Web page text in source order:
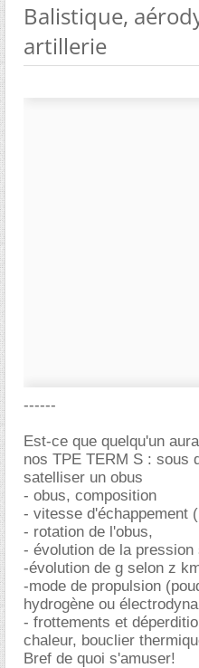
Balistique,
artillerie
------
Est-ce que quelqu'un
nos TPE TERM S : sous
satelliser un obus
- obus, composition
- vitesse d'échappement
- rotation de l'obus,
- évolution de la pression
-évolution de g selon z
-mode de propulsion
hydrogène ou
- frottements et
chaleur, bouclier
Bref de quoi s'amuser!